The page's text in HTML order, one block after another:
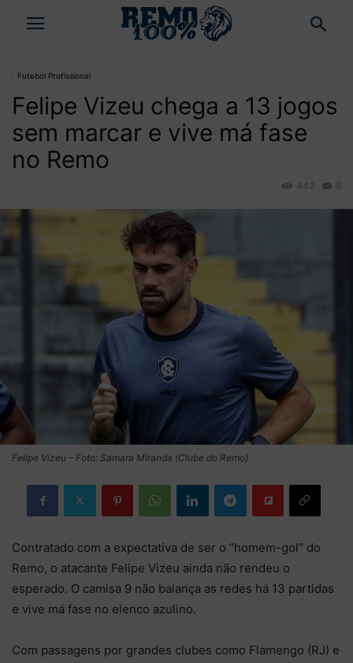
Futebol Profissional
Felipe Vizeu chega a 13 jogos
sem marcar e vive má fase
no Remo
6
442
Felipe Vizeu – Foto: Samara Miranda (Clube do Remo)
Contratado com a expectativa de ser o “homem-gol” do
Remo, o atacante Felipe Vizeu ainda não rendeu o
esperado. O camisa 9 não balança as redes há 13 partidas
e vive má fase no elenco azulino.
Com passagens por grandes clubes como Flamengo (RJ) e